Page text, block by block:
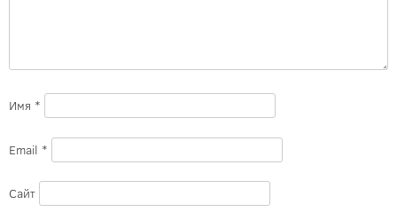
Имя *
Email *
Сайт